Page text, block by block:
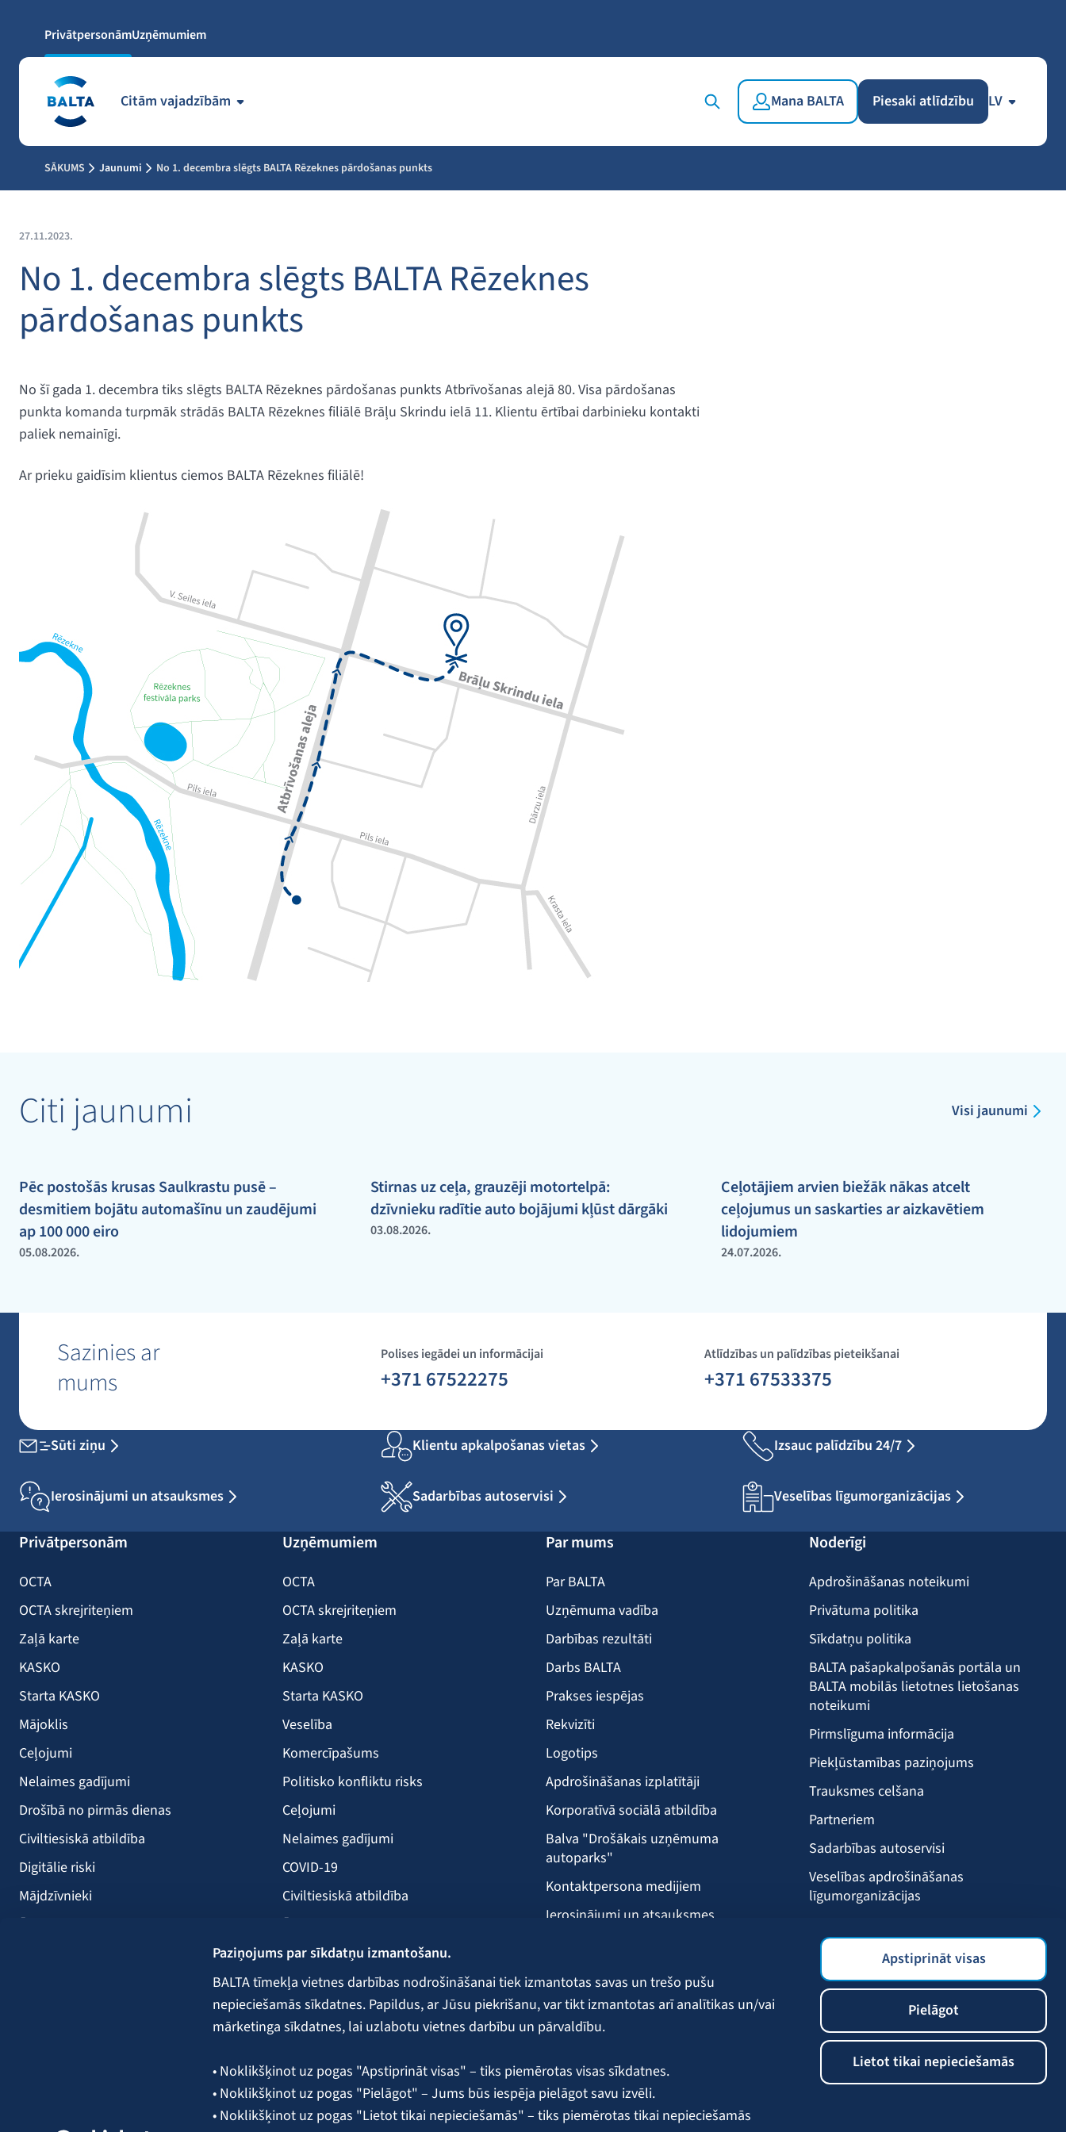
Paziņojums par sīkdatņu izmantošanu.
BALTA tīmekļa vietnes darbības nodrošināšanai tiek izmantotas savas un trešo pušu
nepieciešamās sīkdatnes. Papildus, ar Jūsu piekrišanu, var tikt izmantotas arī analītikas un/vai
mārketinga sīkdatnes, lai uzlabotu vietnes darbību un pārvaldību.
• Noklikšķinot uz pogas "Apstiprināt visas" – tiks piemērotas visas sīkdatnes.
• Noklikšķinot uz pogas "Pielāgot" – Jums būs iespēja pielāgot savu izvēli.
• Noklikšķinot uz pogas "Lietot tikai nepieciešamās" – tiks piemērotas tikai nepieciešamās
Apstiprināt visas
Pielāgot
Lietot tikai nepieciešamās
PrivātpersonāmUzņēmumiem
Citām vajadzībām Mana BALTA Piesaki atlīdzību LV
SĀKUMS Jaunumi No 1. decembra slēgts BALTA Rēzeknes pārdošanas punkts
27.11.2023.
No 1. decembra slēgts BALTA Rēzeknes
pārdošanas punkts
No šī gada 1. decembra tiks slēgts BALTA Rēzeknes pārdošanas punkts Atbrīvošanas alejā 80. Visa pārdošanas
punkta komanda turpmāk strādās BALTA Rēzeknes filiālē Brāļu Skrindu ielā 11. Klientu ērtībai darbinieku kontakti
paliek nemainīgi.
Ar prieku gaidīsim klientus ciemos BALTA Rēzeknes filiālē!
Citi jaunumi Visi jaunumi
Pēc postošās krusas Saulkrastu pusē –
desmitiem bojātu automašīnu un zaudējumi
ap 100 000 eiro
05.08.2026.
Stirnas uz ceļa, grauzēji motortelpā:
dzīvnieku radītie auto bojājumi kļūst dārgāki
03.08.2026.
Ceļotājiem arvien biežāk nākas atcelt
ceļojumus un saskarties ar aizkavētiem
lidojumiem
24.07.2026.
Sazinies ar
mums
Polises iegādei un informācijai
+371 67522275
Atlīdzības un palīdzības pieteikšanai
+371 67533375
Sūti ziņu Klientu apkalpošanas vietas Izsauc palīdzību 24/7
Ierosinājumi un atsauksmes Sadarbības autoservisi Veselības līgumorganizācijas
Privātpersonām
OCTA
OCTA skrejriteņiem
Zaļā karte
KASKO
Starta KASKO
Mājoklis
Ceļojumi
Nelaimes gadījumi
Drošībā no pirmās dienas
Civiltiesiskā atbildība
Digitālie riski
Mājdzīvnieki
Ērces
Uzņēmumiem
OCTA
OCTA skrejriteņiem
Zaļā karte
KASKO
Starta KASKO
Veselība
Komercīpašums
Politisko konfliktu risks
Ceļojumi
Nelaimes gadījumi
COVID-19
Civiltiesiskā atbildība
Ērces
Būvniecība
Lauksaimniecība
Kravas
Garantijas, galvojumi un nodrošinājumi
Par mums
Par BALTA
Uzņēmuma vadība
Darbības rezultāti
Darbs BALTA
Prakses iespējas
Rekvizīti
Logotips
Apdrošināšanas izplatītāji
Korporatīvā sociālā atbildība
Balva "Drošākais uzņēmuma
autoparks"
Kontaktpersona medijiem
Ierosinājumi un atsauksmes
Noderīgi
Apdrošināšanas noteikumi
Privātuma politika
Sīkdatņu politika
BALTA pašapkalpošanās portāla un
BALTA mobilās lietotnes lietošanas
noteikumi
Pirmslīguma informācija
Piekļūstamības paziņojums
Trauksmes celšana
Partneriem
Sadarbības autoservisi
Veselības apdrošināšanas
līgumorganizācijas
BALTA mobilā lietotne
Klientu labumi